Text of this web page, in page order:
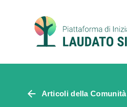
Articoli della Comunità